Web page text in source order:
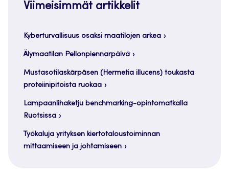
Viimeisimmät artikkelit
Kyberturvallisuus osaksi maatilojen arkea
Älymaatilan Pellonpiennarpäivä
Mustasotilaskärpäsen (Hermetia illucens) toukasta
proteiinipitoista ruokaa
Lampaanlihaketju benchmarking-opintomatkalla
Ruotsissa
Työkaluja yrityksen kiertotaloustoiminnan
mittaamiseen ja johtamiseen